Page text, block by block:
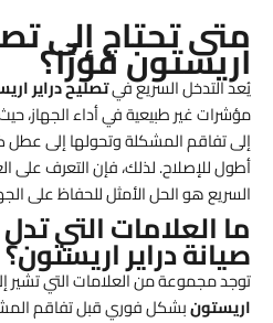
متى تحتاج إلى
اريستون فورًا؟
يُعد التدخل السريع فيتصليح دراير
مؤشرات غير طبيعية في أداء الجهاز، حيث
إلى تفاقم المشكلة وتحولها إلى عطل
أطول للإصلاح. لذلك، فإن التعرف على
السريع هو الحل الأمثل للحفاظ على الجهاز.
ما العلامات التي
صيانة دراير اريستون؟
توجد مجموعة من العلامات التي تشير
اريستونبشكل فوري قبل تفاقم